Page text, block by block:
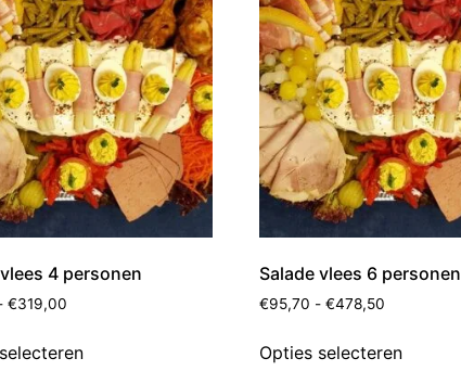
4 personen
€319,00
Salade vlees 6 personen
€95,70 - €478,50
Opties selecteren